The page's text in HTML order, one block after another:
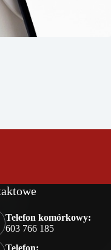
Telefon komórkowy:
603 766 185